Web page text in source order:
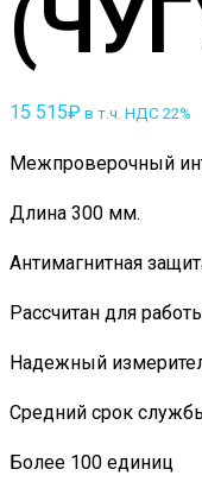
15 515₽ в т.ч. НДС 22%
Межпроверочный
Длина 300 мм.
Антимагнитная
Рассчитан для
Надежный
Средний срок
Более 100 единиц